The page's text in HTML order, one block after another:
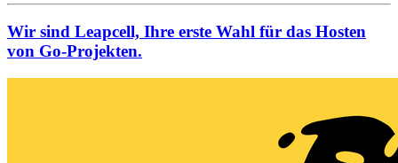
Wir sind Leapcell, Ihre erste Wahl für das Hosten
von Go-Projekten.